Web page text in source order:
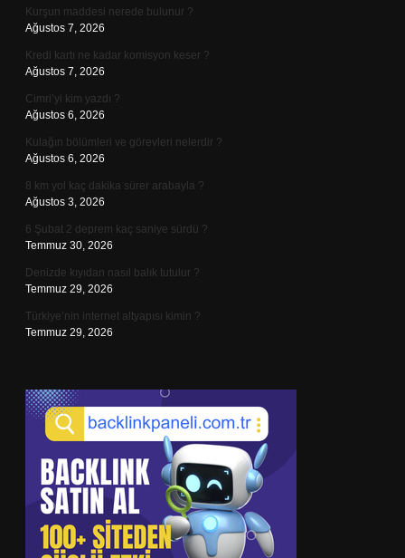
Kurşun maddesi nerede bulunur ?
Ağustos 7, 2026
Kredi kartı ne kadar komisyon keser ?
Ağustos 7, 2026
Cimri’yi kim yazdı ?
Ağustos 6, 2026
Kulağın bölümleri ve görevleri nelerdir ?
Ağustos 6, 2026
8 km yol kaç dakika sürer arabayla ?
Ağustos 3, 2026
6 Şubat 2 deprem kaç saniye sürdü ?
Temmuz 30, 2026
Denizde kıyıdan nasıl balık tutulur ?
Temmuz 29, 2026
Türkiye’nin internet altyapısı kimin ?
Temmuz 29, 2026